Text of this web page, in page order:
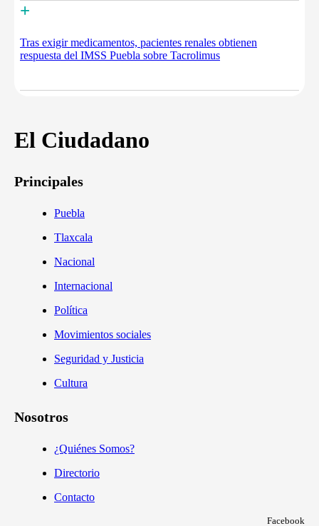
+
Tras exigir medicamentos, pacientes renales obtienen
respuesta del IMSS Puebla sobre Tacrolimus
El Ciudadano
Principales
Puebla
Tlaxcala
Nacional
Internacional
Política
Movimientos sociales
Seguridad y Justicia
Cultura
Nosotros
¿Quiénes Somos?
Directorio
Contacto
Facebook